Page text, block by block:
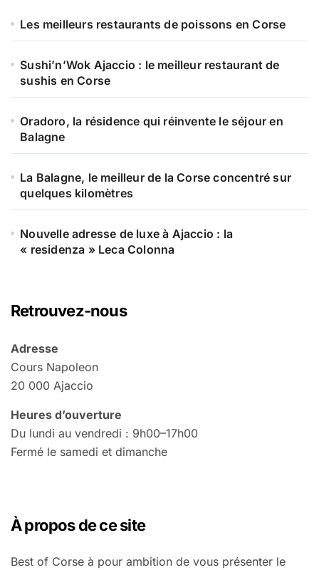
e
:
Les meilleurs restaurants de poissons en Corse
Sushi’n’Wok Ajaccio : le meilleur restaurant de
sushis en Corse
Oradoro, la résidence qui réinvente le séjour en
Balagne
La Balagne, le meilleur de la Corse concentré sur
quelques kilomètres
Nouvelle adresse de luxe à Ajaccio : la
« residenza » Leca Colonna
Retrouvez-nous
Adresse
Cours Napoleon
20 000 Ajaccio
Heures d’ouverture
Du lundi au vendredi : 9h00–17h00
Fermé le samedi et dimanche
À propos de ce site
Best of Corse à pour ambition de vous présenter le